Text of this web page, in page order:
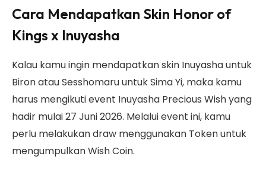
Cara Mendapatkan Skin Honor of
Kings x Inuyasha
Kalau kamu ingin mendapatkan skin Inuyasha untuk
Biron atau Sesshomaru untuk Sima Yi, maka kamu
harus mengikuti event Inuyasha Precious Wish yang
hadir mulai 27 Juni 2026. Melalui event ini, kamu
perlu melakukan draw menggunakan Token untuk
mengumpulkan Wish Coin.